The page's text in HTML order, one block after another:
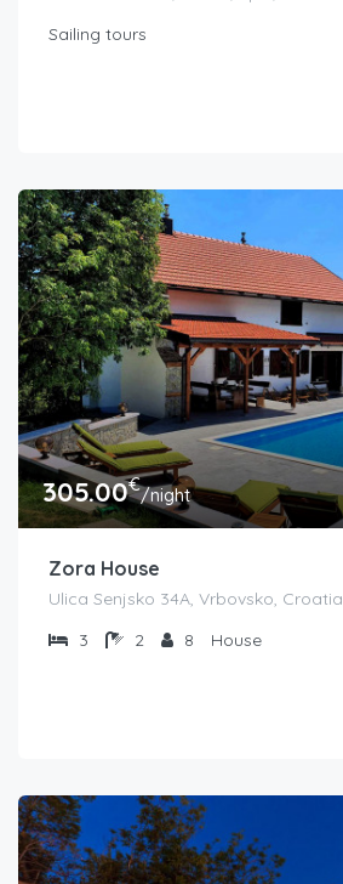
Sailing tours
305.00€/night
Zora House
Ulica Senjsko 34A, Vrbovsko, Croatia
3
2 8 House